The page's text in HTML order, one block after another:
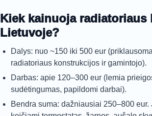
Kiek kainuoja radiatoriaus
Lietuvoje?
Dalys: nuo ~150 iki 500 eur
radiatoriaus konstrukcijos ir gamintojo).
Darbas: apie 120–300 eur (lemia
sudėtingumas, papildomi darbai).
Bendra suma: dažniausiai 250–800 eur.